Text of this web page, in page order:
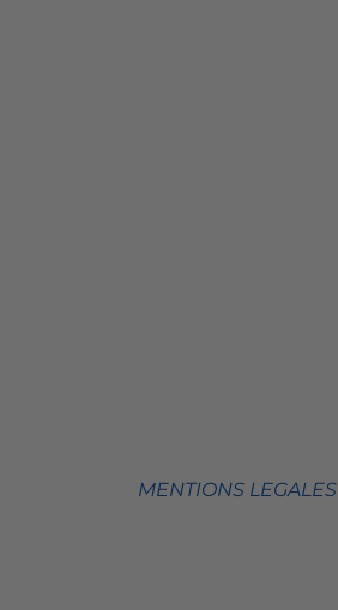
MENTIONS LEGALES